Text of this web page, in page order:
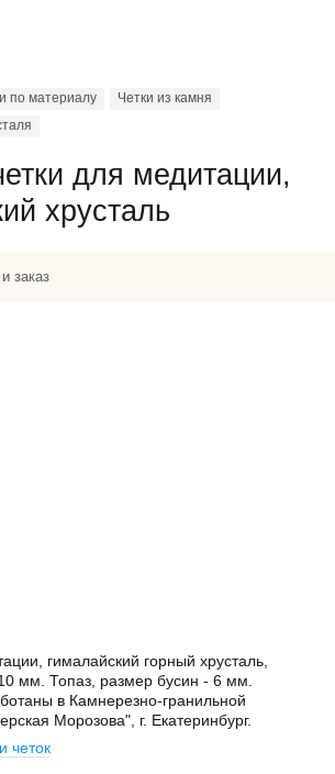
по материалу
Четки из камня
для медитации,
хрусталь
заказ
гималайский горный хрусталь,
мм. Топаз, размер бусин - 6 мм.
в Камнерезно-гранильной
Морозова", г. Екатеринбург.
четок